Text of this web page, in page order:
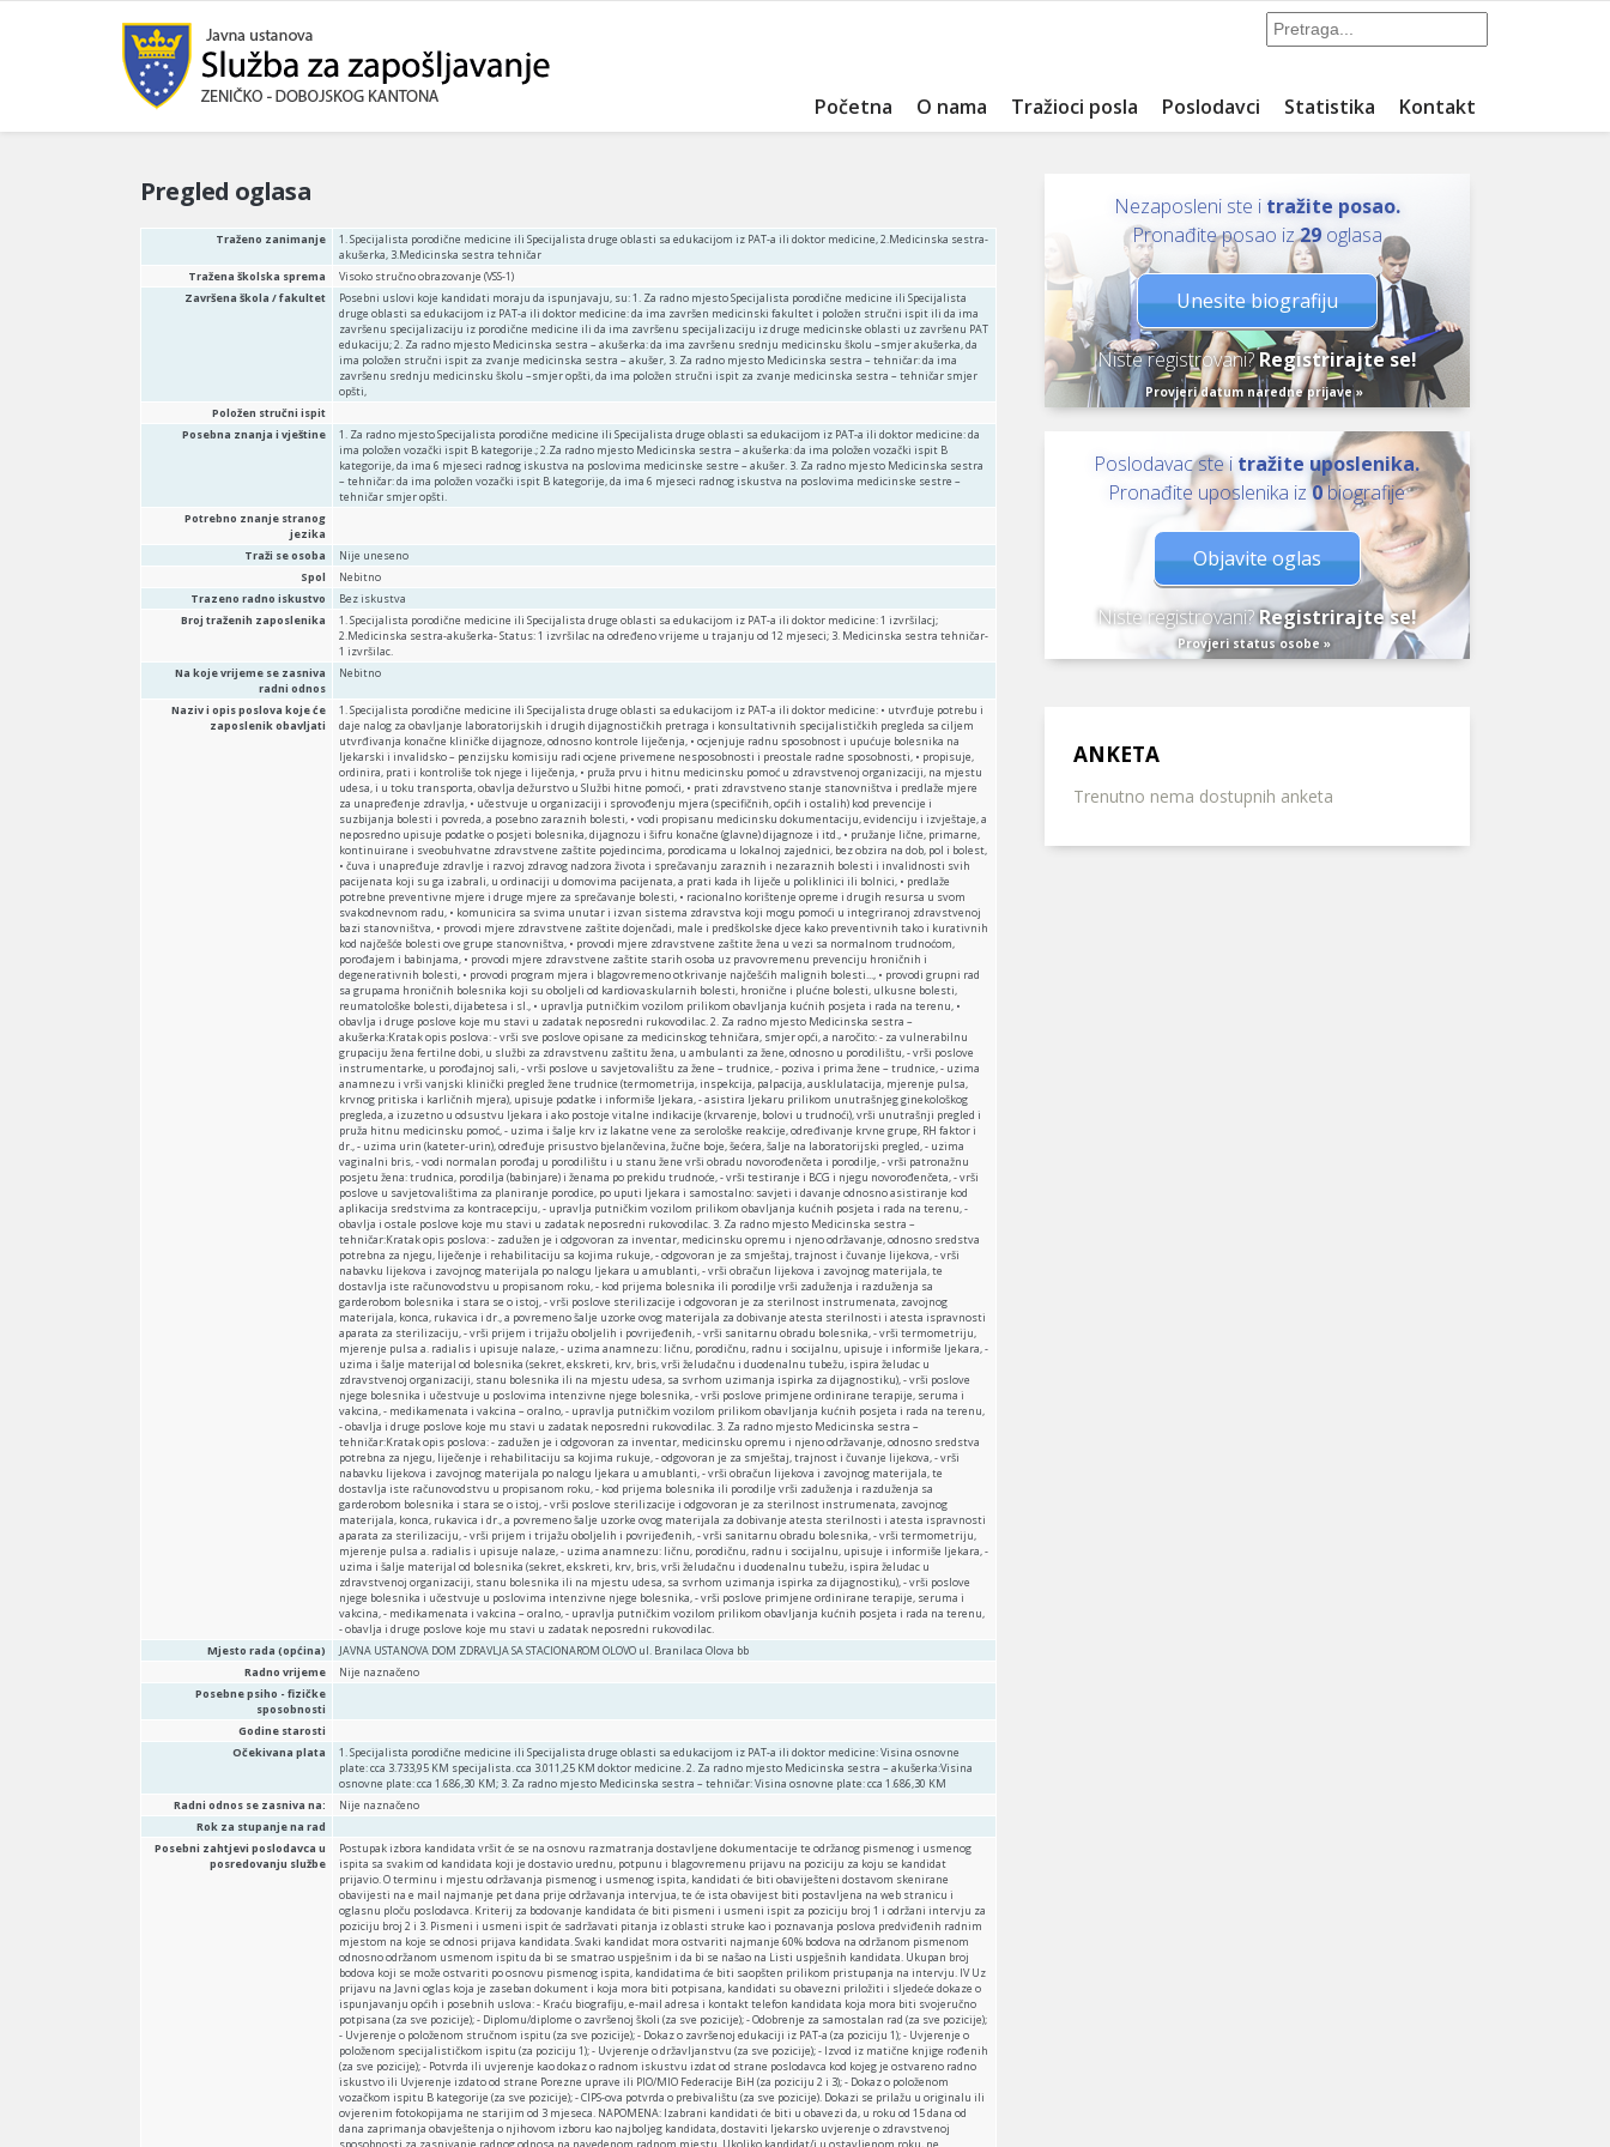
Početna O nama Tražioci posla Poslodavci Statistika Kontakt
Pregled oglasa
Traženo zanimanje
1. Specijalista porodične medicine ili Specijalista druge oblasti sa edukacijom iz PAT-a ili doktor medicine, 2.Medicinska sestra-
akušerka, 3.Medicinska sestra tehničar
Tražena školska sprema
Visoko stručno obrazovanje (VSS-1)
Završena škola / fakultet
Posebni uslovi koje kandidati moraju da ispunjavaju, su: 1. Za radno mjesto Specijalista porodične medicine ili Specijalista
druge oblasti sa edukacijom iz PAT-a ili doktor medicine: da ima završen medicinski fakultet i položen stručni ispit ili da ima
završenu specijalizaciju iz porodične medicine ili da ima završenu specijalizaciju iz druge medicinske oblasti uz završenu PAT
edukaciju; 2. Za radno mjesto Medicinska sestra – akušerka: da ima završenu srednju medicinsku školu –smjer akušerka, da
ima položen stručni ispit za zvanje medicinska sestra – akušer, 3. Za radno mjesto Medicinska sestra – tehničar: da ima
završenu srednju medicinsku školu –smjer opšti, da ima položen stručni ispit za zvanje medicinska sestra – tehničar smjer
opšti,
Položen stručni ispit
Posebna znanja i vještine
1. Za radno mjesto Specijalista porodične medicine ili Specijalista druge oblasti sa edukacijom iz PAT-a ili doktor medicine: da
ima položen vozački ispit B kategorije.; 2.Za radno mjesto Medicinska sestra – akušerka: da ima položen vozački ispit B
kategorije, da ima 6 mjeseci radnog iskustva na poslovima medicinske sestre – akušer. 3. Za radno mjesto Medicinska sestra
– tehničar: da ima položen vozački ispit B kategorije, da ima 6 mjeseci radnog iskustva na poslovima medicinske sestre –
tehničar smjer opšti.
Potrebno znanje stranog
jezika
Traži se osoba
Nije uneseno
Spol
Nebitno
Trazeno radno iskustvo
Bez iskustva
Broj traženih zaposlenika
1. Specijalista porodične medicine ili Specijalista druge oblasti sa edukacijom iz PAT-a ili doktor medicine: 1 izvršilacj;
2.Medicinska sestra-akušerka- Status: 1 izvršilac na određeno vrijeme u trajanju od 12 mjeseci; 3. Medicinska sestra tehničar-
1 izvršilac.
Na koje vrijeme se zasniva
radni odnos
Nebitno
Naziv i opis poslova koje će
zaposlenik obavljati
1. Specijalista porodične medicine ili Specijalista druge oblasti sa edukacijom iz PAT-a ili doktor medicine: • utvrđuje potrebu i
daje nalog za obavljanje laboratorijskih i drugih dijagnostičkih pretraga i konsultativnih specijalističkih pregleda sa ciljem
utvrđivanja konačne kliničke dijagnoze, odnosno kontrole liječenja, • ocjenjuje radnu sposobnost i upućuje bolesnika na
ljekarski i invalidsko – penzijsku komisiju radi ocjene privemene nesposobnosti i preostale radne sposobnosti, • propisuje,
ordinira, prati i kontroliše tok njege i liječenja, • pruža prvu i hitnu medicinsku pomoć u zdravstvenoj organizaciji, na mjestu
udesa, i u toku transporta, obavlja dežurstvo u Službi hitne pomoći, • prati zdravstveno stanje stanovništva i predlaže mjere
za unapređenje zdravlja, • učestvuje u organizaciji i sprovođenju mjera (specifičnih, općih i ostalih) kod prevencije i
suzbijanja bolesti i povreda, a posebno zaraznih bolesti, • vodi propisanu medicinsku dokumentaciju, evidenciju i izvještaje, a
neposredno upisuje podatke o posjeti bolesnika, dijagnozu i šifru konačne (glavne) dijagnoze i itd., • pružanje lične, primarne,
kontinuirane i sveobuhvatne zdravstvene zaštite pojedincima, porodicama u lokalnoj zajednici, bez obzira na dob, pol i bolest,
• čuva i unapređuje zdravlje i razvoj zdravog nadzora života i sprečavanju zaraznih i nezaraznih bolesti i invalidnosti svih
pacijenata koji su ga izabrali, u ordinaciji u domovima pacijenata, a prati kada ih liječe u poliklinici ili bolnici, • predlaže
potrebne preventivne mjere i druge mjere za sprečavanje bolesti, • racionalno korištenje opreme i drugih resursa u svom
svakodnevnom radu, • komunicira sa svima unutar i izvan sistema zdravstva koji mogu pomoći u integriranoj zdravstvenoj
bazi stanovništva, • provodi mjere zdravstvene zaštite dojenčadi, male i predškolske djece kako preventivnih tako i kurativnih
kod najčešće bolesti ove grupe stanovništva, • provodi mjere zdravstvene zaštite žena u vezi sa normalnom trudnoćom,
porođajem i babinjama, • provodi mjere zdravstvene zaštite starih osoba uz pravovremenu prevenciju hroničnih i
degenerativnih bolesti, • provodi program mjera i blagovremeno otkrivanje najčešćih malignih bolesti..., • provodi grupni rad
sa grupama hroničnih bolesnika koji su oboljeli od kardiovaskularnih bolesti, hronične i plućne bolesti, ulkusne bolesti,
reumatološke bolesti, dijabetesa i sl., • upravlja putničkim vozilom prilikom obavljanja kućnih posjeta i rada na terenu, •
obavlja i druge poslove koje mu stavi u zadatak neposredni rukovodilac. 2. Za radno mjesto Medicinska sestra –
akušerka:Kratak opis poslova: - vrši sve poslove opisane za medicinskog tehničara, smjer opći, a naročito: - za vulnerabilnu
grupaciju žena fertilne dobi, u službi za zdravstvenu zaštitu žena, u ambulanti za žene, odnosno u porodilištu, - vrši poslove
instrumentarke, u porođajnoj sali, - vrši poslove u savjetovalištu za žene – trudnice, - poziva i prima žene – trudnice, - uzima
anamnezu i vrši vanjski klinički pregled žene trudnice (termometrija, inspekcija, palpacija, ausklulatacija, mjerenje pulsa,
krvnog pritiska i karličnih mjera), upisuje podatke i informiše ljekara, - asistira ljekaru prilikom unutrašnjeg ginekološkog
pregleda, a izuzetno u odsustvu ljekara i ako postoje vitalne indikacije (krvarenje, bolovi u trudnoći), vrši unutrašnji pregled i
pruža hitnu medicinsku pomoć, - uzima i šalje krv iz lakatne vene za serološke reakcije, određivanje krvne grupe, RH faktor i
dr., - uzima urin (kateter-urin), određuje prisustvo bjelančevina, žučne boje, šećera, šalje na laboratorijski pregled, - uzima
vaginalni bris, - vodi normalan porođaj u porodilištu i u stanu žene vrši obradu novorođenčeta i porodilje, - vrši patronažnu
posjetu žena: trudnica, porodilja (babinjare) i ženama po prekidu trudnoće, - vrši testiranje i BCG i njegu novorođenčeta, - vrši
poslove u savjetovalištima za planiranje porodice, po uputi ljekara i samostalno: savjeti i davanje odnosno asistiranje kod
aplikacija sredstvima za kontracepciju, - upravlja putničkim vozilom prilikom obavljanja kućnih posjeta i rada na terenu, -
obavlja i ostale poslove koje mu stavi u zadatak neposredni rukovodilac. 3. Za radno mjesto Medicinska sestra –
tehničar:Kratak opis poslova: - zadužen je i odgovoran za inventar, medicinsku opremu i njeno održavanje, odnosno sredstva
potrebna za njegu, liječenje i rehabilitaciju sa kojima rukuje, - odgovoran je za smještaj, trajnost i čuvanje lijekova, - vrši
nabavku lijekova i zavojnog materijala po nalogu ljekara u amublanti, - vrši obračun lijekova i zavojnog materijala, te
dostavlja iste računovodstvu u propisanom roku, - kod prijema bolesnika ili porodilje vrši zaduženja i razduženja sa
garderobom bolesnika i stara se o istoj, - vrši poslove sterilizacije i odgovoran je za sterilnost instrumenata, zavojnog
materijala, konca, rukavica i dr., a povremeno šalje uzorke ovog materijala za dobivanje atesta sterilnosti i atesta ispravnosti
aparata za sterilizaciju, - vrši prijem i trijažu oboljelih i povrijeđenih, - vrši sanitarnu obradu bolesnika, - vrši termometriju,
mjerenje pulsa a. radialis i upisuje nalaze, - uzima anamnezu: ličnu, porodičnu, radnu i socijalnu, upisuje i informiše ljekara, -
uzima i šalje materijal od bolesnika (sekret, ekskreti, krv, bris, vrši želudačnu i duodenalnu tubežu, ispira želudac u
zdravstvenoj organizaciji, stanu bolesnika ili na mjestu udesa, sa svrhom uzimanja ispirka za dijagnostiku), - vrši poslove
njege bolesnika i učestvuje u poslovima intenzivne njege bolesnika, - vrši poslove primjene ordinirane terapije, seruma i
vakcina, - medikamenata i vakcina – oralno, - upravlja putničkim vozilom prilikom obavljanja kućnih posjeta i rada na terenu,
- obavlja i druge poslove koje mu stavi u zadatak neposredni rukovodilac. 3. Za radno mjesto Medicinska sestra –
tehničar:Kratak opis poslova: - zadužen je i odgovoran za inventar, medicinsku opremu i njeno održavanje, odnosno sredstva
potrebna za njegu, liječenje i rehabilitaciju sa kojima rukuje, - odgovoran je za smještaj, trajnost i čuvanje lijekova, - vrši
nabavku lijekova i zavojnog materijala po nalogu ljekara u amublanti, - vrši obračun lijekova i zavojnog materijala, te
dostavlja iste računovodstvu u propisanom roku, - kod prijema bolesnika ili porodilje vrši zaduženja i razduženja sa
garderobom bolesnika i stara se o istoj, - vrši poslove sterilizacije i odgovoran je za sterilnost instrumenata, zavojnog
materijala, konca, rukavica i dr., a povremeno šalje uzorke ovog materijala za dobivanje atesta sterilnosti i atesta ispravnosti
aparata za sterilizaciju, - vrši prijem i trijažu oboljelih i povrijeđenih, - vrši sanitarnu obradu bolesnika, - vrši termometriju,
mjerenje pulsa a. radialis i upisuje nalaze, - uzima anamnezu: ličnu, porodičnu, radnu i socijalnu, upisuje i informiše ljekara, -
uzima i šalje materijal od bolesnika (sekret, ekskreti, krv, bris, vrši želudačnu i duodenalnu tubežu, ispira želudac u
zdravstvenoj organizaciji, stanu bolesnika ili na mjestu udesa, sa svrhom uzimanja ispirka za dijagnostiku), - vrši poslove
njege bolesnika i učestvuje u poslovima intenzivne njege bolesnika, - vrši poslove primjene ordinirane terapije, seruma i
vakcina, - medikamenata i vakcina – oralno, - upravlja putničkim vozilom prilikom obavljanja kućnih posjeta i rada na terenu,
- obavlja i druge poslove koje mu stavi u zadatak neposredni rukovodilac.
Mjesto rada (općina)
JAVNA USTANOVA DOM ZDRAVLJA SA STACIONAROM OLOVO ul. Branilaca Olova bb
Radno vrijeme
Nije naznačeno
Posebne psiho - fizičke
sposobnosti
Godine starosti
Očekivana plata
1. Specijalista porodične medicine ili Specijalista druge oblasti sa edukacijom iz PAT-a ili doktor medicine: Visina osnovne
plate: cca 3.733,95 KM specijalista. cca 3.011,25 KM doktor medicine. 2. Za radno mjesto Medicinska sestra – akušerka:Visina
osnovne plate: cca 1.686,30 KM; 3. Za radno mjesto Medicinska sestra – tehničar: Visina osnovne plate: cca 1.686,30 KM
Radni odnos se zasniva na:
Nije naznačeno
Rok za stupanje na rad
Posebni zahtjevi poslodavca u
posredovanju službe
Postupak izbora kandidata vršit će se na osnovu razmatranja dostavljene dokumentacije te održanog pismenog i usmenog
ispita sa svakim od kandidata koji je dostavio urednu, potpunu i blagovremenu prijavu na poziciju za koju se kandidat
prijavio. O terminu i mjestu održavanja pismenog i usmenog ispita, kandidati će biti obaviješteni dostavom skenirane
obavijesti na e mail najmanje pet dana prije održavanja intervjua, te će ista obavijest biti postavljena na web stranicu i
oglasnu ploču poslodavca. Kriterij za bodovanje kandidata će biti pismeni i usmeni ispit za poziciju broj 1 i održani intervju za
poziciju broj 2 i 3. Pismeni i usmeni ispit će sadržavati pitanja iz oblasti struke kao i poznavanja poslova predviđenih radnim
mjestom na koje se odnosi prijava kandidata. Svaki kandidat mora ostvariti najmanje 60% bodova na održanom pismenom
odnosno održanom usmenom ispitu da bi se smatrao uspješnim i da bi se našao na Listi uspješnih kandidata. Ukupan broj
bodova koji se može ostvariti po osnovu pismenog ispita, kandidatima će biti saopšten prilikom pristupanja na intervju. IV Uz
prijavu na Javni oglas koja je zaseban dokument i koja mora biti potpisana, kandidati su obavezni priložiti i sljedeće dokaze o
ispunjavanju općih i posebnih uslova: - Kraću biografiju, e-mail adresa i kontakt telefon kandidata koja mora biti svojeručno
potpisana (za sve pozicije); - Diplomu/diplome o završenoj školi (za sve pozicije); - Odobrenje za samostalan rad (za sve pozicije);
- Uvjerenje o položenom stručnom ispitu (za sve pozicije); - Dokaz o završenoj edukaciji iz PAT-a (za poziciju 1); - Uvjerenje o
položenom specijalističkom ispitu (za poziciju 1); - Uvjerenje o državljanstvu (za sve pozicije); - Izvod iz matične knjige rođenih
(za sve pozicije); - Potvrda ili uvjerenje kao dokaz o radnom iskustvu izdat od strane poslodavca kod kojeg je ostvareno radno
iskustvo ili Uvjerenje izdato od strane Porezne uprave ili PIO/MIO Federacije BiH (za poziciju 2 i 3); - Dokaz o položenom
vozačkom ispitu B kategorije (za sve pozicije); - CIPS-ova potvrda o prebivalištu (za sve pozicije). Dokazi se prilažu u originalu ili
ovjerenim fotokopijama ne starijim od 3 mjeseca. NAPOMENA: Izabrani kandidati će biti u obavezi da, u roku od 15 dana od
dana zaprimanja obavještenja o njihovom izboru kao najboljeg kandidata, dostaviti ljekarsko uvjerenje o zdravstvenoj
Nezaposleni ste i tražite posao.
Pronađite posao iz29oglasa
Unesite biografiju
Niste registrovani? Registrirajte se!
Provjeri datum naredne prijave »
Poslodavac ste i tražite uposlenika.
Pronađite uposlenika iz0biografije
Objavite oglas
Niste registrovani?Registrirajte se!
Provjeri status osobe »
ANKETA
Trenutno nema dostupnih anketa